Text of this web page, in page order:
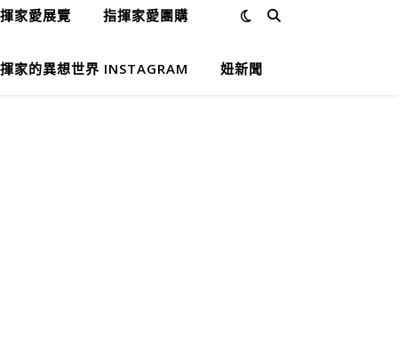
家愛展覽 指揮家愛團購
家的異想世界 INSTAGRAM 妞新聞